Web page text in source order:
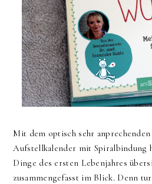
Mit dem optisch sehr
Aufstellkalender mit Spiralbindung
Dinge des ersten Lebenjahres
zusammengefasst im Blick. Denn